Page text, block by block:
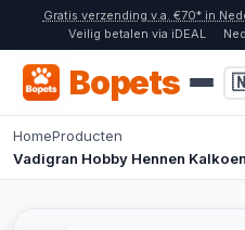
Gratis verzending v.a. €70* in
Veilig betalen via iDEAL
Bopets
HomeProducten
Vadigran Hobby Hennen